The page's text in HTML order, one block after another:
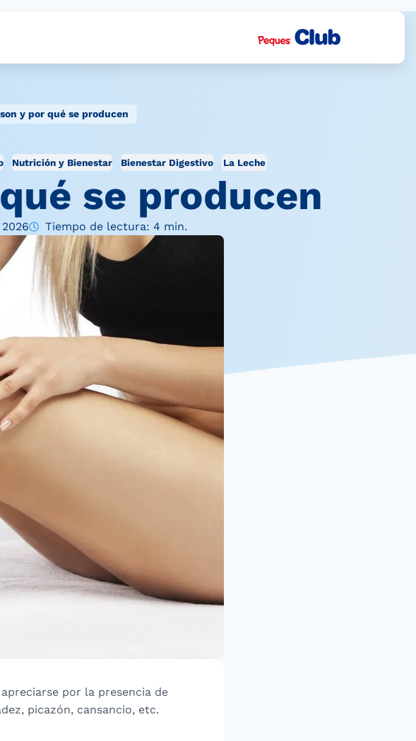
y por qué se producen
Nutrición y Bienestar Bienestar Digestivo La Leche
se producen
2026 Tiempo de lectura: 4 min.
por la presencia de
picazón, cansancio, etc.